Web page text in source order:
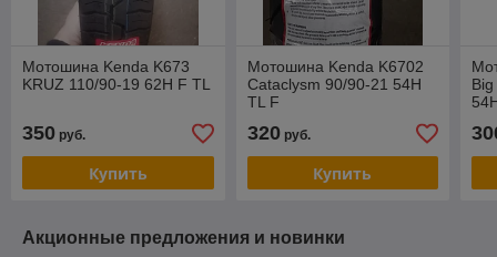
Мотошина Kenda K673
KRUZ 110/90-19 62H F TL
350 руб.
Купить
Мотошина Kenda K6702
Cataclysm 90/90-21 54H
TL F
320руб.
Купить
Акционные предложения и новинки